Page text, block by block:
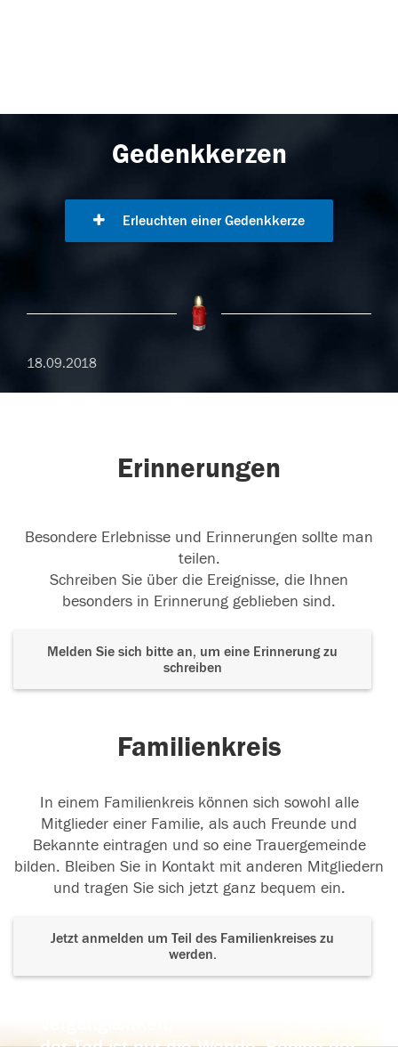
Gedenkkerzen
Erleuchten einer Gedenkkerze
18.09.2018
Erinnerungen
Besondere Erlebnisse und Erinnerungen sollte man
teilen.
Schreiben Sie über die Ereignisse, die Ihnen
besonders in Erinnerung geblieben sind.
Melden Sie sich bitte an, um eine Erinnerung zu
schreiben
Familienkreis
In einem Familienkreis können sich sowohl alle
Mitglieder einer Familie, als auch Freunde und
Bekannte eintragen und so eine Trauergemeinde
bilden. Bleiben Sie in Kontakt mit anderen Mitgliedern
und tragen Sie sich jetzt ganz bequem ein.
Jetzt anmelden um Teil des Familienkreises zu
werden.